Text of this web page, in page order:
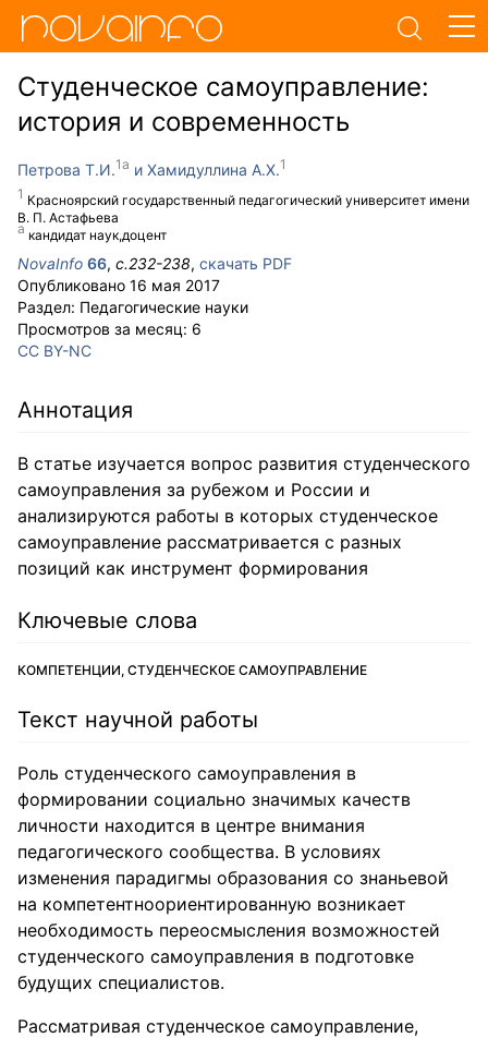
Студенческое самоуправление:
история и современность
Петрова Т.И.
Красноярский государственный педагогический университет имени
В. П. Астафьева
кандидат наук,доцент
Хамидуллина А.Х.
NovaInfo 66, с.232-238, скачать PDF
Опубликовано 16 мая 2017
Раздел: Педагогические науки
Просмотров за месяц: 6
CC BY-NC
Аннотация
В статье изучается вопрос развития студенческого
самоуправления за рубежом и России и
анализируются работы в которых студенческое
самоуправление рассматривается с разных
позиций как инструмент формирования
Ключевые слова
КОМПЕТЕНЦИИ, СТУДЕНЧЕСКОЕ САМОУПРАВЛЕНИЕ
Текст научной работы
Роль студенческого самоуправления в
формировании социально значимых качеств
личности находится в центре внимания
педагогического сообщества. В условиях
изменения парадигмы образования со знаньевой
на компетентноориентированную возникает
необходимость переосмысления возможностей
студенческого самоуправления в подготовке
будущих специалистов.
Рассматривая студенческое самоуправление,